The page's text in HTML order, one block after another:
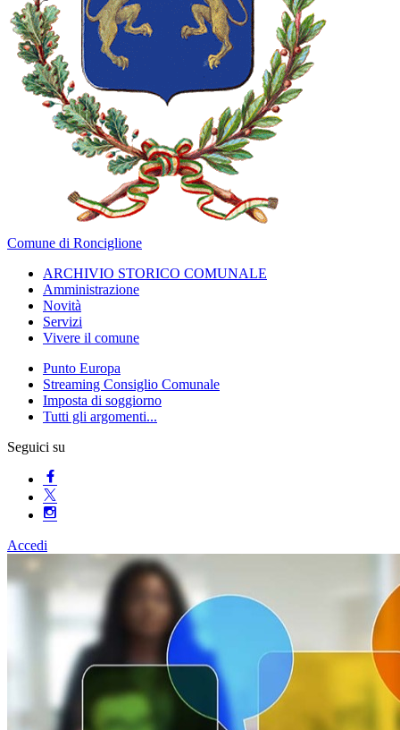
Comune di Ronciglione
ARCHIVIO STORICO COMUNALE
Amministrazione
Novità
Servizi
Vivere il comune
Punto Europa
Streaming Consiglio Comunale
Imposta di soggiorno
Tutti gli argomenti...
Seguici su
Accedi